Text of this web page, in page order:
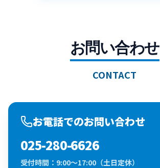
お問い合わせ
CONTACT
お電話でのお問い合わせ
025-280-6626
受付時間：9:00～17:00（土日定休）